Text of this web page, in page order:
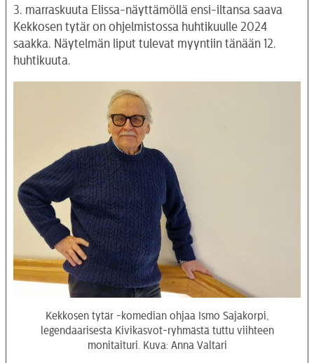
3. marraskuuta Elissa-näyttämöllä ensi-iltansa saava
Kekkosen tytär on ohjelmistossa huhtikuulle 2024
saakka. Näytelmän liput tulevat myyntiin tänään 12.
huhtikuuta.
Kekkosen tytär -komedian ohjaa Ismo Sajakorpi,
legendaarisesta Kivikasvot-ryhmästä tuttu viihteen
monitaituri. Kuva: Anna Valtari